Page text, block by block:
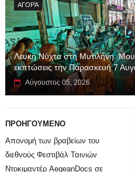
ΑΓΟΡΆ
Λευκή Νύχτα στη Μυτιλήνη:
εκπτώσεις την Παρασκευή 7
Αύγουστος 05, 2026
ΠΡΟΗΓΟΥΜΕΝΟ
Απονομή των βραβείων του
διεθνούς Φεστιβάλ Ταινιών
Ντοκιμαντέρ AegeanDocs σε